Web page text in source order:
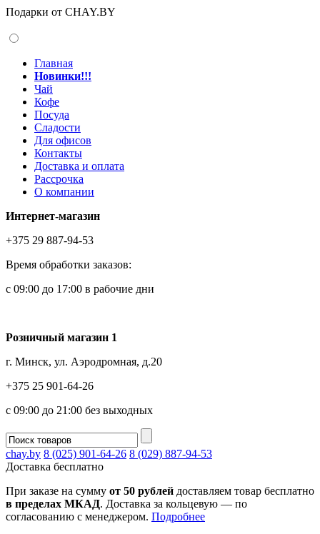
Подарки от CHAY.BY
Главная
Новинки!!!
Чай
Кофе
Посуда
Сладости
Для офисов
Контакты
Доставка и оплата
Рассрочка
О компании
Интернет-магазин
+375 29 887-94-53
Время обработки заказов:
с 09:00 до 17:00 в рабочие дни
Розничный магазин 1
г. Минск, ул. Аэродромная, д.20
+375 25 901-64-26
с 09:00 до 21:00 без выходных
chay.by 8 (025) 901-64-26 8 (029) 887-94-53
Доставка бесплатно
При заказе на сумму от 50 рублей доставляем товар бесплатно
в пределах МКАД. Доставка за кольцевую — по
согласованию с менеджером. Подробнее